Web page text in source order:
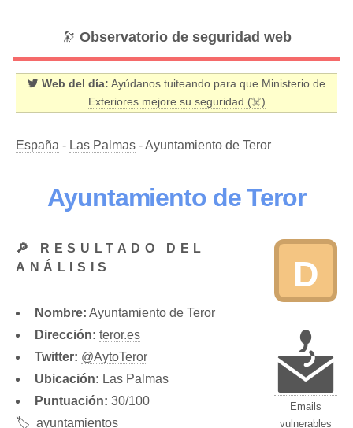
🔭 Observatorio de seguridad web
Web del día: Ayúdanos tuiteando para que Ministerio de
Exteriores mejore su seguridad (☠️)
España - Las Palmas - Ayuntamiento de Teror
Ayuntamiento de Teror
D
Emails
vulnerables
🔎 RESULTADO DEL
ANÁLISIS
Nombre: Ayuntamiento de Teror
Dirección: teror.es
Twitter: @AytoTeror
Ubicación: Las Palmas
Puntuación: 30/100
🏷️ ayuntamientos